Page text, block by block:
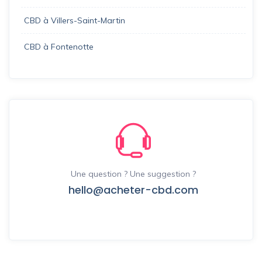
CBD à Villers-Saint-Martin
CBD à Fontenotte
Une question ? Une suggestion ?
hello@acheter-cbd.com